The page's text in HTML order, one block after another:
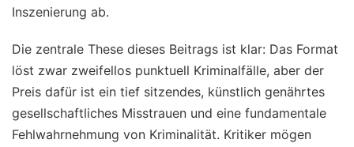
Inszenierung ab.
Die zentrale These dieses Beitrags ist klar: Das Format
löst zwar zweifellos punktuell Kriminalfälle, aber der
Preis dafür ist ein tief sitzendes, künstlich genährtes
gesellschaftliches Misstrauen und eine fundamentale
Fehlwahrnehmung von Kriminalität. Kritiker mögen